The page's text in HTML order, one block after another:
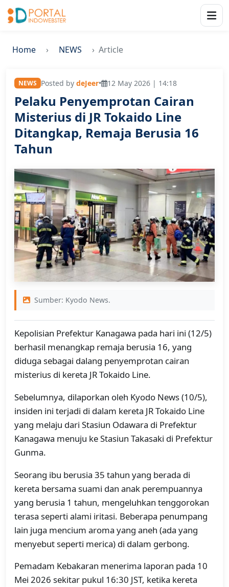
Home NEWS Article
NEWS Posted by deJeer• 12 May 2026 | 14:18
Pelaku Penyemprotan Cairan
Misterius di JR Tokaido Line
Ditangkap, Remaja Berusia 16
Tahun
Sumber: Kyodo News.
Kepolisian Prefektur Kanagawa pada hari ini (12/5)
berhasil menangkap remaja berusia 16, yang
diduga sebagai dalang penyemprotan cairan
misterius di kereta JR Tokaido Line.
Sebelumnya, dilaporkan oleh Kyodo News (10/5),
insiden ini terjadi di dalam kereta JR Tokaido Line
yang melaju dari Stasiun Odawara di Prefektur
Kanagawa menuju ke Stasiun Takasaki di Prefektur
Gunma.
Seorang ibu berusia 35 tahun yang berada di
kereta bersama suami dan anak perempuannya
yang berusia 1 tahun, mengeluhkan tenggorokan
terasa seperti alami iritasi. Beberapa penumpang
lain juga mencium aroma yang aneh (ada yang
menyebut seperti merica) di dalam gerbong.
Pemadam Kebakaran menerima laporan pada 10
Mei 2026 sekitar pukul 16:30 JST, ketika kereta